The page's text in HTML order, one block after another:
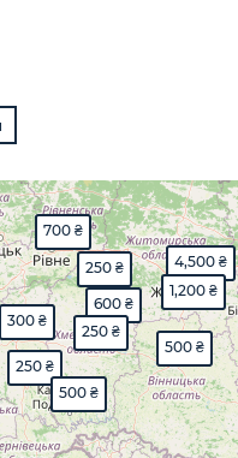
600 ₴
250 ₴
250 ₴
1,200 ₴
500 ₴
300 ₴
700 ₴
4,500 ₴
500 ₴
250 ₴
Розгорнути